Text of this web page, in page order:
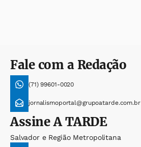
Fale com a Redação
(71) 99601-0020
jornalismoportal@grupoatarde.com.br
AssineA TARDE
Salvador e Região Metropolitana